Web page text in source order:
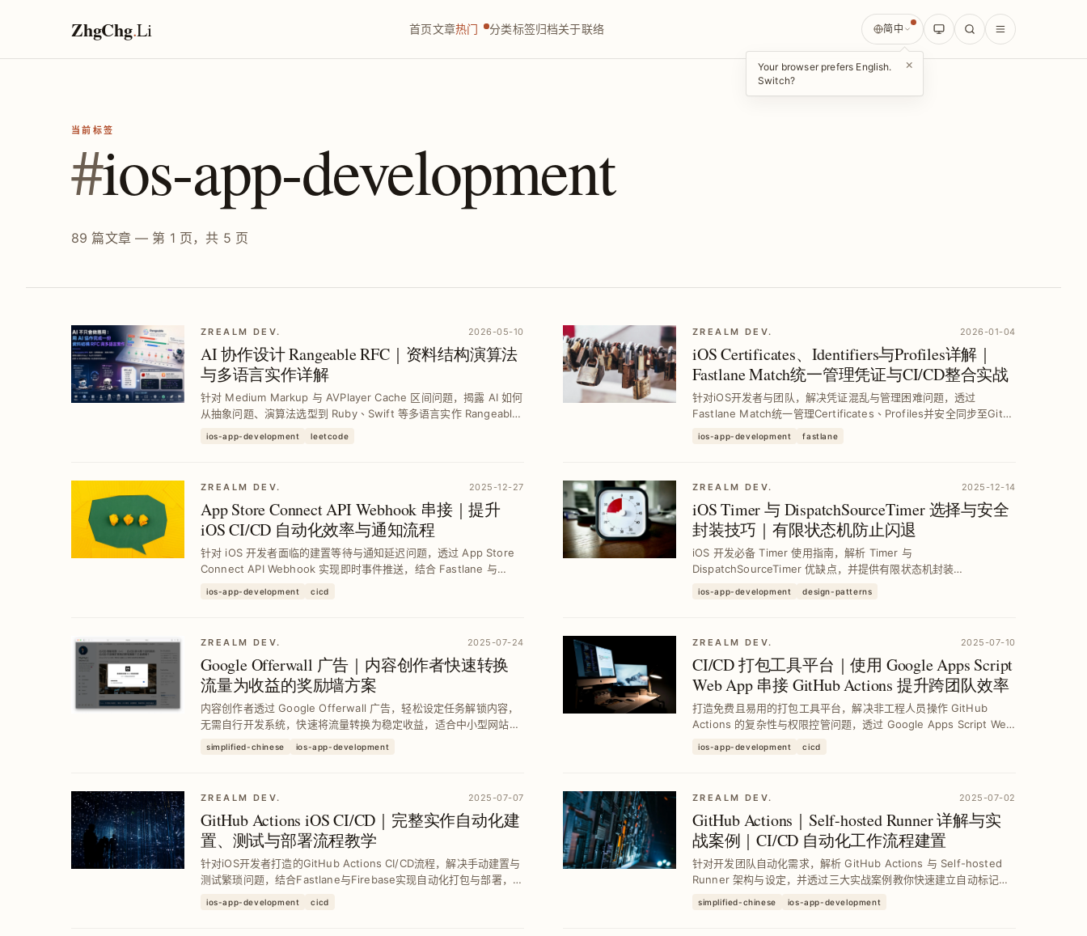
ZhgChg.Li 首页文章热门 分类标签归档关于联络 简中
Your browser prefers English.
Switch?
×
当前标签
#ios-app-development
89 篇文章 — 第 1 页，共 5 页
ZREALM DEV. 2026-05-10
AI 协作设计 Rangeable RFC｜资料结构演算法
与多语言实作详解
针对 Medium Markup 与 AVPlayer Cache 区间问题，揭露 AI 如何
从抽象问题、演算法选型到 Ruby、Swift 等多语言实作 Rangeable
ios-app-development leetcode
ZREALM DEV. 2026-01-04
iOS Certificates、Identifiers与Profiles详解｜
Fastlane Match统一管理凭证与CI/CD整合实战
针对iOS开发者与团队，解决凭证混乱与管理困难问题，透过
Fastlane Match统一管理Certificates、Profiles并安全同步至Git私
安全性。
ios-app-development fastlane
ZREALM DEV. 2025-12-27
App Store Connect API Webhook 串接｜提升
iOS CI/CD 自动化效率与通知流程
针对 iOS 开发者面临的建置等待与通知延迟问题，透过 App Store
Connect API Webhook 实现即时事件推送，结合 Fastlane 与
与发布...
ios-app-development cicd
ZREALM DEV. 2025-12-14
iOS Timer 与 DispatchSourceTimer 选择与安全
封装技巧｜有限状态机防止闪退
iOS 开发必备 Timer 使用指南，解析 Timer 与
DispatchSourceTimer 优缺点，并提供有限状态机封装
且安全的定...
ios-app-development design-patterns
ZREALM DEV. 2025-07-24
Google Offerwall 广告｜内容创作者快速转换
流量为收益的奖励墙方案
内容创作者透过 Google Offerwall 广告，轻松设定任务解锁内容，
无需自行开发系统，快速将流量转换为稳定收益，适合中小型网站与
simplified-chinese ios-app-development
ZREALM DEV. 2025-07-10
CI/CD 打包工具平台｜使用 Google Apps Script
Web App 串接 GitHub Actions 提升跨团队效率
打造免费且易用的打包工具平台，解决非工程人员操作 GitHub
Actions 的复杂性与权限控管问题，透过 Google Apps Script Web
ios-app-development cicd
ZREALM DEV. 2025-07-07
GitHub Actions iOS CI/CD｜完整实作自动化建
置、测试与部署流程教学
针对iOS开发者打造的GitHub Actions CI/CD流程，解决手动建置与
测试繁琐问题，结合Fastlane与Firebase实现自动化打包与部署，提
ios-app-development cicd
ZREALM DEV. 2025-07-02
GitHub Actions｜Self-hosted Runner 详解与实
战案例｜CI/CD 自动化工作流程建置
针对开发团队自动化需求，解析 GitHub Actions 与 Self-hosted
Runner 架构与设定，并透过三大实战案例教你快速建立自动标记
优化。
simplified-chinese ios-app-development